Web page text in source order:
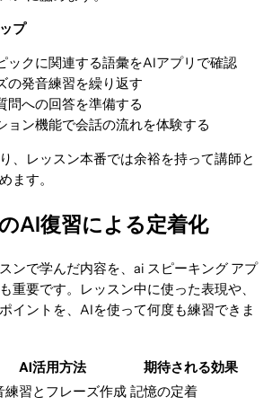
プ
ックに関連する語彙をAIアプリで確認
の発音練習を繰り返す
問への回答を準備する
ョン機能で会話の流れを体験する
、レッスン本番では余裕を持って講師と
ます。
AI復習による定着化
ンで学んだ内容を、ai スピーキング アプ
重要です。レッスン中に使った表現や、
イントを、AIを使って何度も練習できま
AI活用方法
期待される効果
練習とフレーズ作成 記憶の定着